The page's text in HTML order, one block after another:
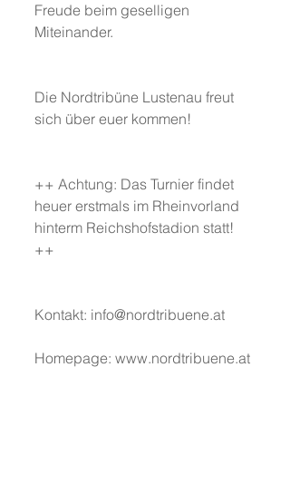
Freude beim geselligen
Miteinander.
Die Nordtribüne Lustenau freut
sich über euer kommen!
++ Achtung: Das Turnier findet
heuer erstmals im Rheinvorland
hinterm Reichshofstadion statt!
++
Kontakt: info@nordtribuene.at
Homepage: www.nordtribuene.at